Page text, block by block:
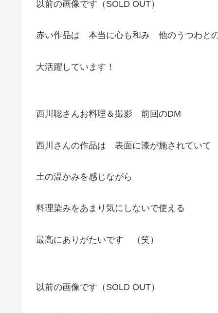
以前の画像です（SOLD OUT）
赤い作品は 本当に心も和み 他のうつわとの
大活躍しています！
西川聡さんお料理＆撮影 前回のDM
西川さんの作品は 表面に漆が施されていて
土の温かみを感じながら
料理染みをあまり気にしないで使える
最高にありがたいです （笑）
以前の画像です（SOLD OUT）